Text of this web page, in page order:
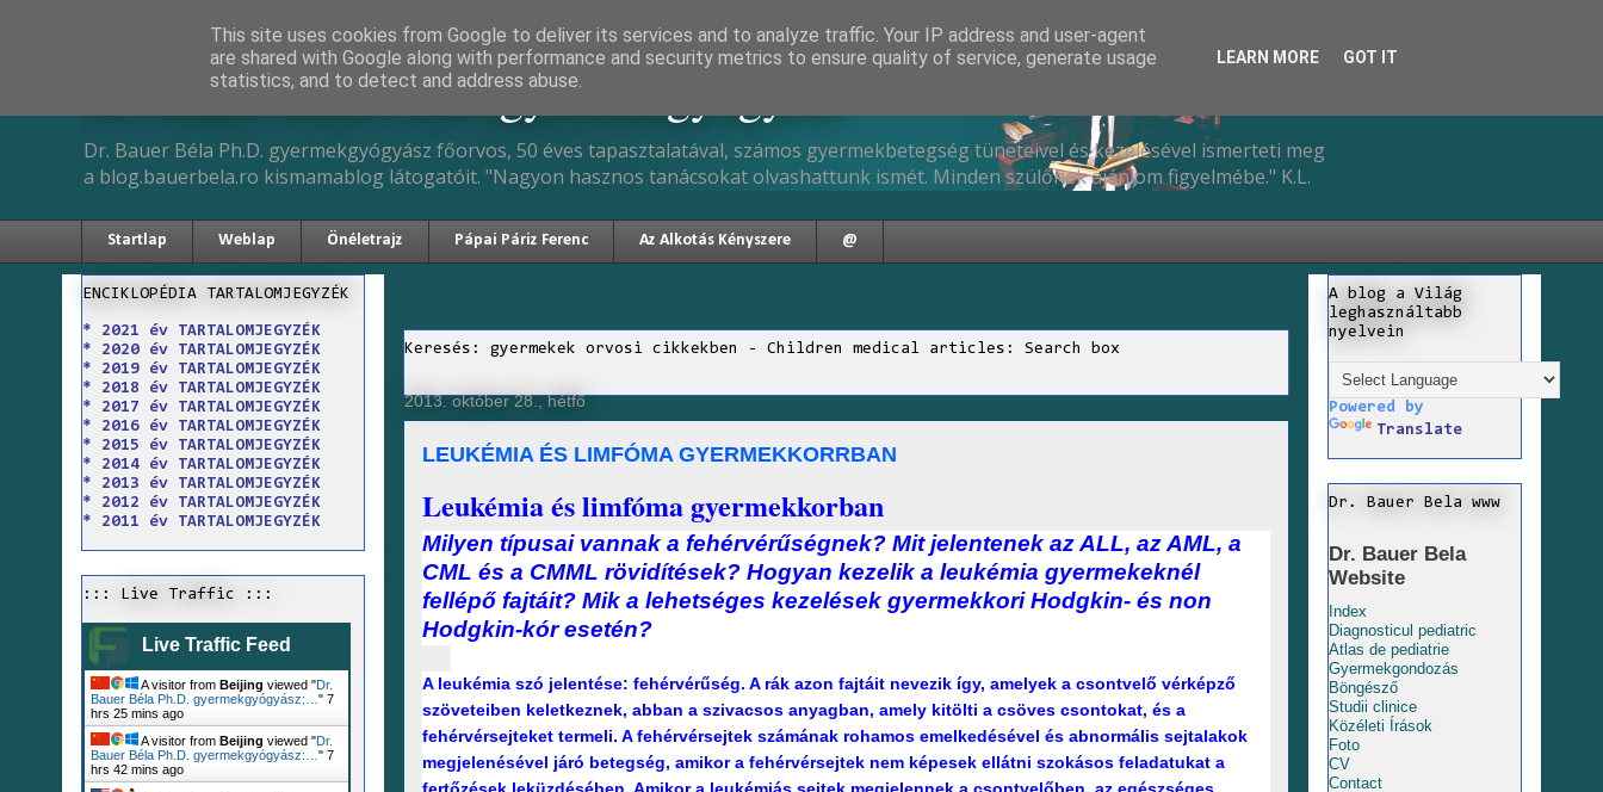
Dr. Bauer Béla Ph.D. gyermekgyógyász
Dr. Bauer Béla Ph.D. gyermekgyógyász főorvos, 50 éves tapasztalatával, számos gyermekbetegség tüneteivel és kezelésével ismerteti meg
a blog.bauerbela.ro kismamablog látogatóit. "Nagyon hasznos tanácsokat olvashattunk ismét. Minden szülőnek ajánlom figyelmébe." K.L.
Startlap Weblap Önéletrajz Pápai Páriz Ferenc Az Alkotás Kényszere @
Keresés: gyermekek orvosi cikkekben - Children medical articles: Search box
2013. október 28., hétfő
LEUKÉMIA ÉS LIMFÓMA GYERMEKKORRBAN
Leukémia és limfóma gyermekkorban
Milyen típusai vannak a fehérvérűségnek? Mit jelentenek az ALL, az AML, a
CML és a CMML rövidítések? Hogyan kezelik a leukémia gyermekeknél
fellépő fajtáit? Mik a lehetséges kezelések gyermekkori Hodgkin- és non
Hodgkin-kór esetén?
A leukémia szó jelentése: fehérvérűség. A rák azon fajtáit nevezik így, amelyek a csontvelő vérképző
szöveteiben keletkeznek, abban a szivacsos anyagban, amely kitölti a csöves csontokat, és a
fehérvérsejteket termeli. A fehérvérsejtek számának rohamos emelkedésével és abnormális sejtalakok
megjelenésével járó betegség, amikor a fehérvérsejtek nem képesek ellátni szokásos feladatukat a
ENCIKLOPÉDIA TARTALOMJEGYZÉK
* 2021 év TARTALOMJEGYZÉK
* 2020 év TARTALOMJEGYZÉK
* 2019 év TARTALOMJEGYZÉK
* 2018 év TARTALOMJEGYZÉK
* 2017 év TARTALOMJEGYZÉK
* 2016 év TARTALOMJEGYZÉK
* 2015 év TARTALOMJEGYZÉK
* 2014 év TARTALOMJEGYZÉK
* 2013 év TARTALOMJEGYZÉK
* 2012 év TARTALOMJEGYZÉK
* 2011 év TARTALOMJEGYZÉK
::: Live Traffic :::
Live Traffic Feed
A visitor from Beijing viewed "Dr.
Bauer Béla Ph.D. gyermekgyógyász:… " 7
hrs 25 mins ago
A visitor from Beijing viewed "Dr.
Bauer Béla Ph.D. gyermekgyógyász:… " 7
hrs 42 mins ago
A blog a Világ
leghasználtabb
nyelvein
Powered by
Translate
Dr. Bauer Bela www
Dr. Bauer Bela
Website
Index
Diagnosticul pediatric
Atlas de pediatrie
Gyermekgondozás
Böngésző
Studii clinice
Közéleti Írások
Foto
CV
Contact
This site uses cookies from Google to deliver its services and to analyze traffic. Your IP address and user-agent
are shared with Google along with performance and security metrics to ensure quality of service, generate usage
statistics, and to detect and address abuse.
LEARN MORE GOT IT